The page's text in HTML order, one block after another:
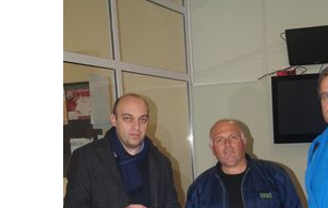
ΔΗΜΟΤΗΣ
ΕΠΙΣΚΕΠΤΗΣ
ΗΡΑΚΛΕΙΟ